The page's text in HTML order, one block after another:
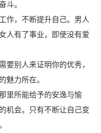
斗。
作，不断提升自己。男人
人有了事业，即使没有爱
要别人来证明你的优秀，
魅力所在。
里所能给予的安逸与愉
机会。只有不断让自己变